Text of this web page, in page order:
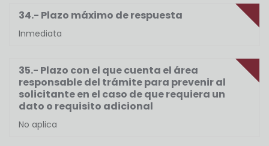
34.- Plazo máximo de respuesta
Inmediata
35.- Plazo con el que cuenta el área
responsable del trámite para prevenir al
solicitante en el caso de que requiera un
dato o requisito adicional
No aplica